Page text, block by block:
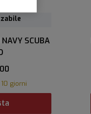
SCUBA
giorni